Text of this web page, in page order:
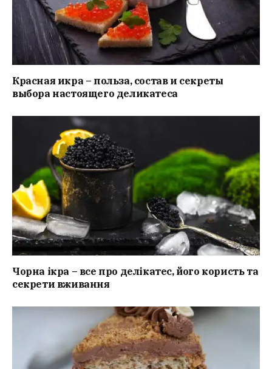
Красная икра – польза, состав и секреты
выбора настоящего деликатеса
Чорна ікра – все про делікатес, його користь та
секрети вживання